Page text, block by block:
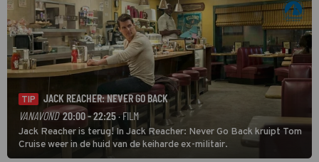
TIP
JACK REACHER: NEVER GO BACK
VANAVOND 20:00 - 22:25 · FILM
Jack Reacher is terug! In Jack Reacher: Never Go Back kruipt Tom
Cruise weer in de huid van de keiharde ex-militair.